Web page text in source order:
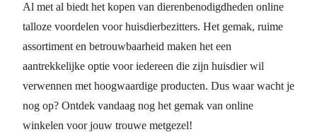
Al met al biedt het kopen van dierenbenodigdheden online
talloze voordelen voor huisdierbezitters. Het gemak, ruime
assortiment en betrouwbaarheid maken het een
aantrekkelijke optie voor iedereen die zijn huisdier wil
verwennen met hoogwaardige producten. Dus waar wacht je
nog op? Ontdek vandaag nog het gemak van online
winkelen voor jouw trouwe metgezel!